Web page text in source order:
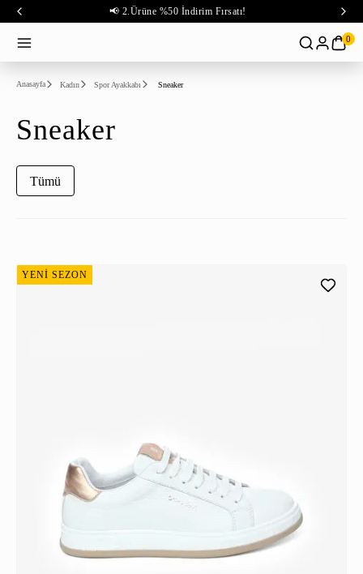
📢 2.Ürüne %50 İndirim Fırsatı!
0
Anasayfa Kadın Spor Ayakkabı Sneaker
Sneaker
Tümü
YENİ SEZON